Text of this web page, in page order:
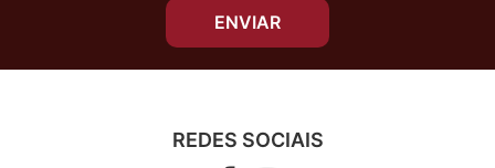
ENVIAR
REDES SOCIAIS